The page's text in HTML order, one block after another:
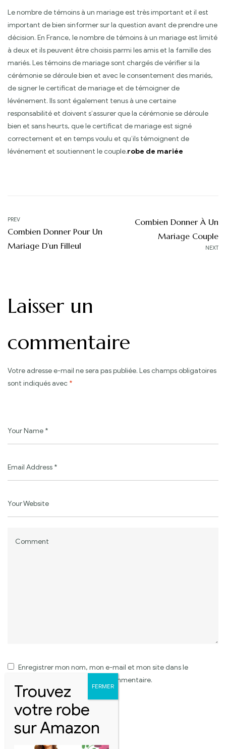
Le nombre de témoins à un mariage est très important et il est
important de bien sinformer sur la question avant de prendre une
décision. En France, le nombre de témoins à un mariage est limité
à deux et ils peuvent être choisis parmi les amis et la famille des
mariés. Les témoins de mariage sont chargés de vérifier si la
cérémonie se déroule bien et avec le consentement des mariés,
de signer le certificat de mariage et de témoigner de
lévénement. Ils sont également tenus à une certaine
responsabilité et doivent s’assurer que la cérémonie se déroule
bien et sans heurts, que le certificat de mariage est signé
correctement et en temps voulu et qu’ils témoignent de
lévénement et soutiennent le couple.robe de mariée
Navigation
de
l’article
PREV
Combien Donner Pour Un
Mariage D’un Filleul
NEXT
Combien Donner À Un
Mariage Couple
Laisser un
commentaire
Votre adresse e-mail ne sera pas publiée. Les champs obligatoires
sont indiqués avec *
Enregistrer mon nom, mon e-mail et mon site dans le
navigateur pour mon prochain commentaire.